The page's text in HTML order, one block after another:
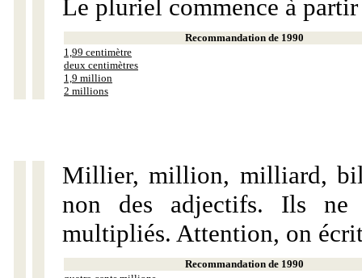
Le pluriel commence à
Recommandation de 1990
1,99 centimètre
deux centimètres
1,9 million
2 millions
Millier, million, milliard,
non des adjectifs. Ils ne
multipliés. Attention, on
Recommandation de 1990